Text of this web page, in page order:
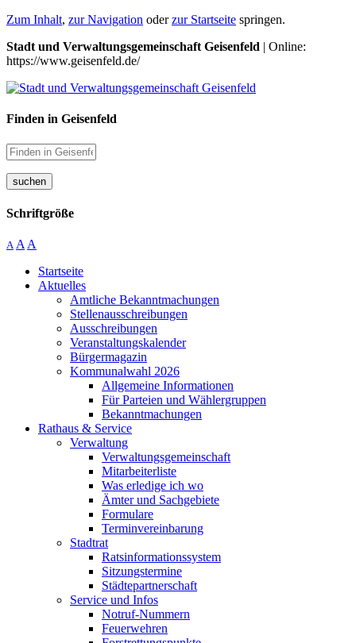
Zum Inhalt, zur Navigation oderzur Startseite springen.
Stadt und Verwaltungsgemeinschaft Geisenfeld | Online:
https://www.geisenfeld.de/
Finden in Geisenfeld
suchen
Schriftgröße
A A A
Startseite
Aktuelles
Amtliche Bekanntmachungen
Stellenausschreibungen
Ausschreibungen
Veranstaltungskalender
Bürgermagazin
Kommunalwahl 2026
Allgemeine Informationen
Für Parteien und Wählergruppen
Bekanntmachungen
Rathaus & Service
Verwaltung
Verwaltungsgemeinschaft
Mitarbeiterliste
Was erledige ich wo
Ämter und Sachgebiete
Formulare
Terminvereinbarung
Stadtrat
Ratsinformationssystem
Sitzungstermine
Städtepartnerschaft
Service und Infos
Notruf-Nummern
Feuerwehren